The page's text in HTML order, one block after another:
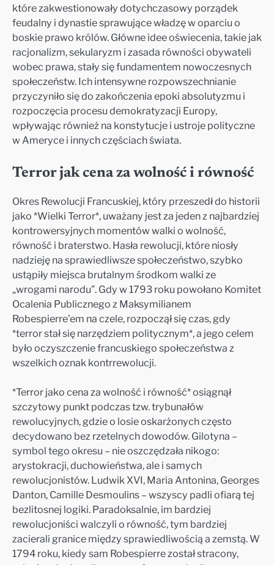
które zakwestionowały dotychczasowy porządek
feudalny i dynastie sprawujące władzę w oparciu o
boskie prawo królów. Główne idee oświecenia, takie jak
racjonalizm, sekularyzm i zasada równości obywateli
wobec prawa, stały się fundamentem nowoczesnych
społeczeństw. Ich intensywne rozpowszechnianie
przyczyniło się do zakończenia epoki absolutyzmu i
rozpoczęcia procesu demokratyzacji Europy,
wpływając również na konstytucje i ustroje polityczne
w Ameryce i innych częściach świata.
Terror jak cena za wolność i równość
Okres Rewolucji Francuskiej, który przeszedł do historii
jako *Wielki Terror*, uważany jest za jeden z najbardziej
kontrowersyjnych momentów walki o wolność,
równość i braterstwo. Hasła rewolucji, które niosły
nadzieję na sprawiedliwsze społeczeństwo, szybko
ustąpiły miejsca brutalnym środkom walki ze
„wrogami narodu”. Gdy w 1793 roku powołano Komitet
Ocalenia Publicznego z Maksymilianem
Robespierre’em na czele, rozpoczął się czas, gdy
*terror stał się narzędziem politycznym*, a jego celem
było oczyszczenie francuskiego społeczeństwa z
wszelkich oznak kontrrewolucji.
*Terror jako cena za wolność i równość* osiągnął
szczytowy punkt podczas tzw. trybunałów
rewolucyjnych, gdzie o losie oskarżonych często
decydowano bez rzetelnych dowodów. Gilotyna –
symbol tego okresu – nie oszczędzała nikogo:
arystokracji, duchowieństwa, ale i samych
rewolucjonistów. Ludwik XVI, Maria Antonina, Georges
Danton, Camille Desmoulins – wszyscy padli ofiarą tej
bezlitosnej logiki. Paradoksalnie, im bardziej
rewolucjoniści walczyli o równość, tym bardziej
zacierali granice między sprawiedliwością a zemstą. W
1794 roku, kiedy sam Robespierre został stracony,